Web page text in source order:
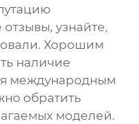
узнайте,
Хорошим
наличие
международным
обратить
моделей.